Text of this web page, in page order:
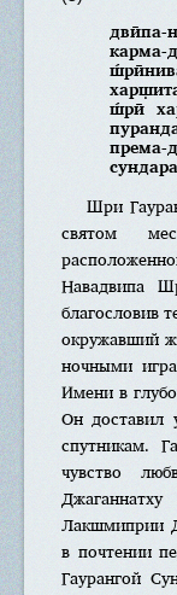
двӣпа-
карма-
ш́рӣ
према-
Шри
святом
Навадвипа
благословив
окружавший
ночными
Имени в
Он доставил
спутникам.
чувство
Лакшмиприи
в почтении
Гаурангой